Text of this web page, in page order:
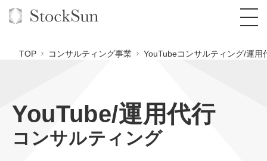
オーダーメイド支援
TOP
BPO支援
TOP コンサルティング事業 YouTubeコンサルティング/運用
YouTube/運用代行
コンサルティング